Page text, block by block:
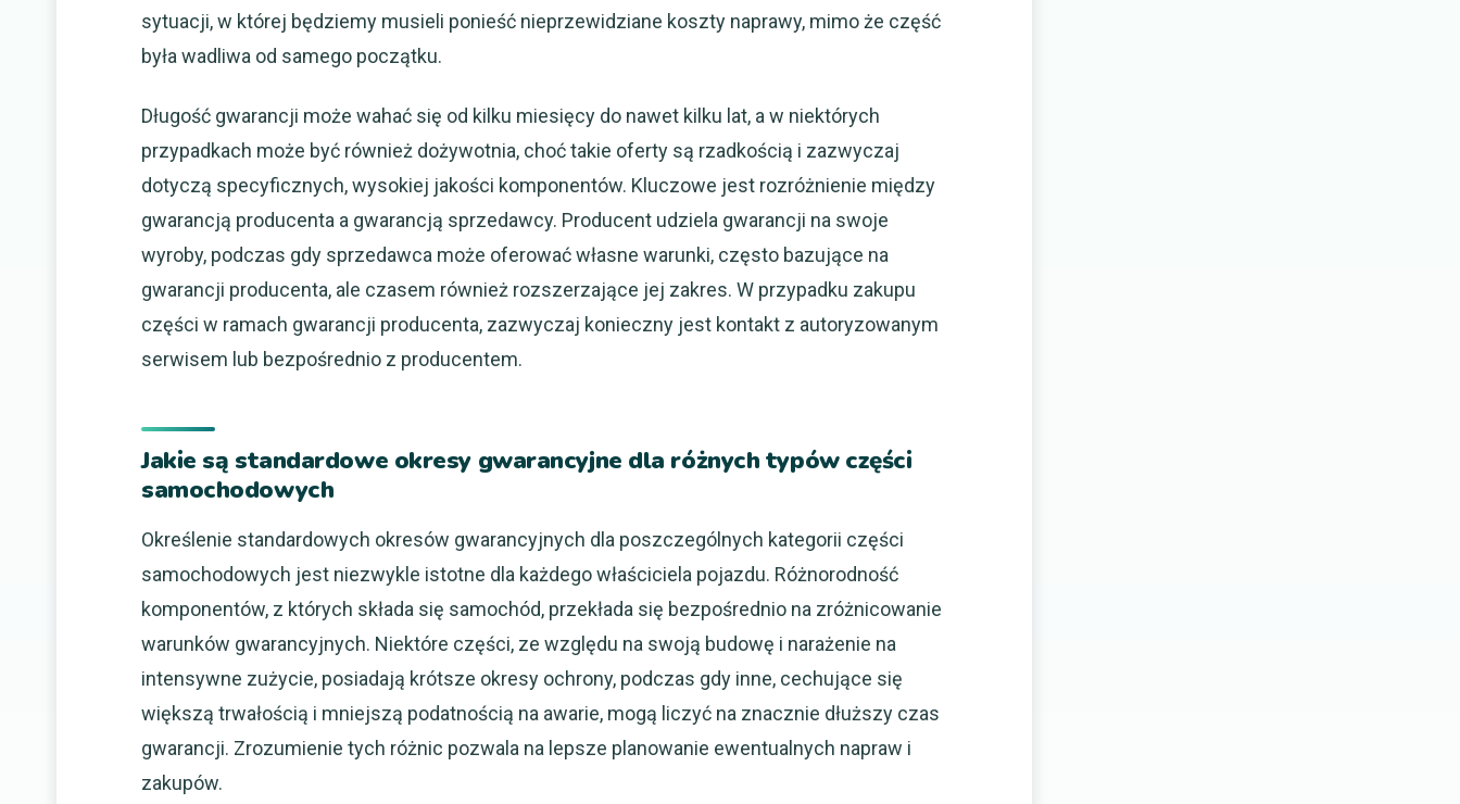
sytuacji, w której będziemy musieli ponieść nieprzewidziane koszty naprawy, mimo że część
była wadliwa od samego początku.
Długość gwarancji może wahać się od kilku miesięcy do nawet kilku lat, a w niektórych
przypadkach może być również dożywotnia, choć takie oferty są rzadkością i zazwyczaj
dotyczą specyficznych, wysokiej jakości komponentów. Kluczowe jest rozróżnienie między
gwarancją producenta a gwarancją sprzedawcy. Producent udziela gwarancji na swoje
wyroby, podczas gdy sprzedawca może oferować własne warunki, często bazujące na
gwarancji producenta, ale czasem również rozszerzające jej zakres. W przypadku zakupu
części w ramach gwarancji producenta, zazwyczaj konieczny jest kontakt z autoryzowanym
serwisem lub bezpośrednio z producentem.
Jakie są standardowe okresy gwarancyjne dla różnych typów części
samochodowych
Określenie standardowych okresów gwarancyjnych dla poszczególnych kategorii części
samochodowych jest niezwykle istotne dla każdego właściciela pojazdu. Różnorodność
komponentów, z których składa się samochód, przekłada się bezpośrednio na zróżnicowanie
warunków gwarancyjnych. Niektóre części, ze względu na swoją budowę i narażenie na
intensywne zużycie, posiadają krótsze okresy ochrony, podczas gdy inne, cechujące się
większą trwałością i mniejszą podatnością na awarie, mogą liczyć na znacznie dłuższy czas
gwarancji. Zrozumienie tych różnic pozwala na lepsze planowanie ewentualnych napraw i
zakupów.